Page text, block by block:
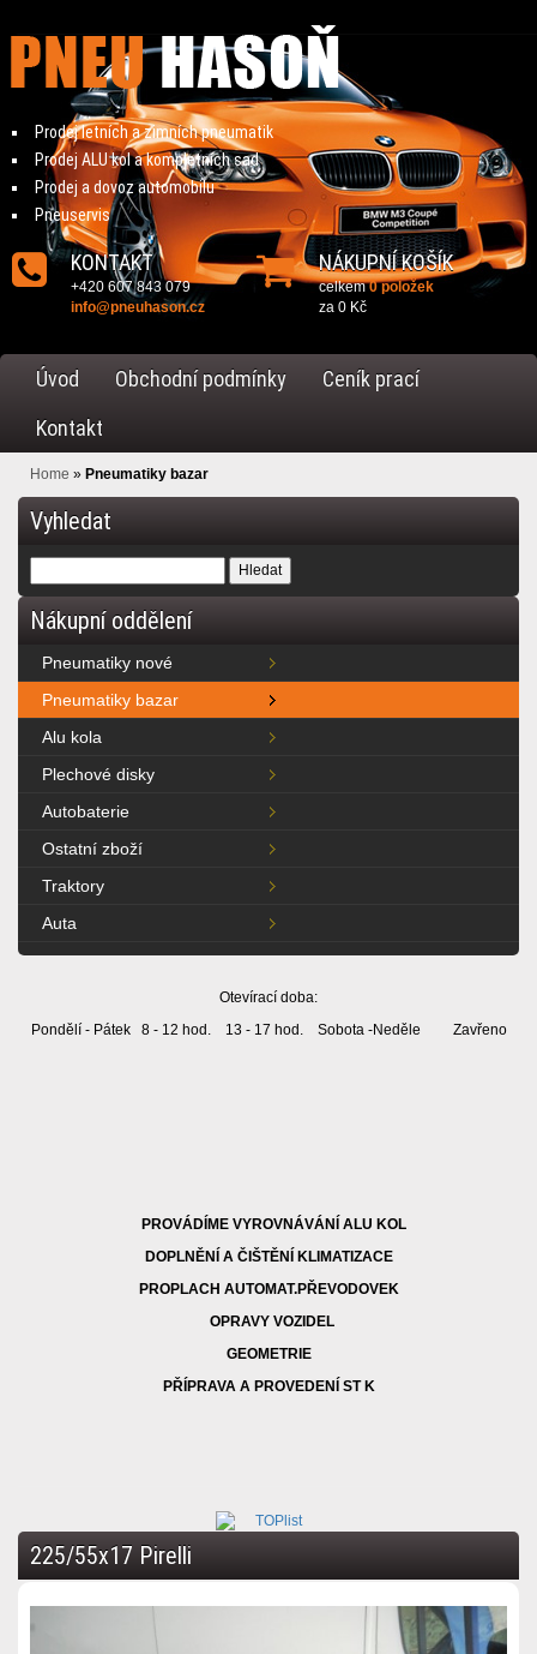
Prodej letních a zimních pneumatik
Prodej ALU kol a kompletních sad
Prodej a dovoz automobilu
Pneuservis
KONTAKT
+420 607 843 079
info@pneuhason.cz
NÁKUPNÍ KOŠÍK
celkem0 položek
za 0 Kč
Úvod Obchodní podmínky
Ceník prací
Kontakt
Home » Pneumatiky bazar
Vyhledat
Nákupní oddělení
Pneumatiky nové
Pneumatiky bazar
Alu kola
Plechové disky
Autobaterie
Ostatní zboží
Traktory
Auta
Otevírací doba:
Pondělí - Pátek 8 - 12 hod. 13 - 17 hod. Sobota -Neděle Zavřeno
PROVÁDÍME VYROVNÁVÁNÍ ALU KOL
DOPLNĚNÍ A ČIŠTĚNÍ KLIMATIZACE
PROPLACH AUTOMAT.PŘEVODOVEK
OPRAVY VOZIDEL
GEOMETRIE
PŘÍPRAVA A PROVEDENÍ ST K
225/55x17 Pirelli